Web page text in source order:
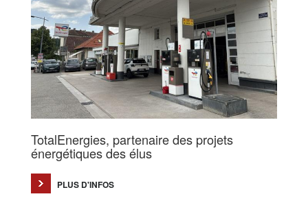
TotalEnergies, partenaire des projets
énergétiques des élus
PLUS D'INFOS